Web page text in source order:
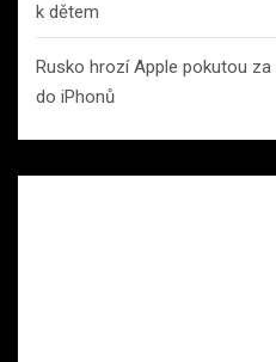
k dětem
Rusko hrozí Apple pokutou
do iPhonů